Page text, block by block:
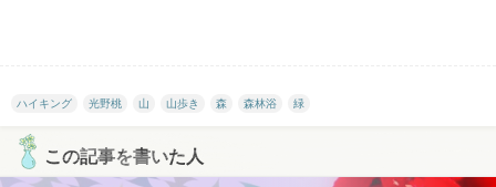
ハイキング 光野桃 山 山歩き 森 森林浴 緑
この記事を書いた人